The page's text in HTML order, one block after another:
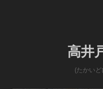
高井
(たかい